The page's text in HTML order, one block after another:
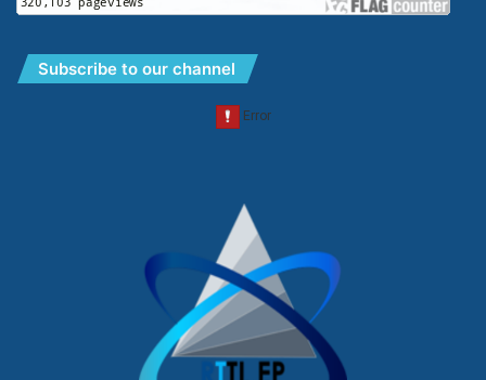
Subscribe to our channel